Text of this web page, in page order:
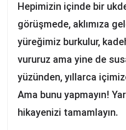
Hepimizin içinde bir
görüşmede, aklımıza
yüreğimiz burkulur,
vururuz ama yine de
yüzünden, yıllarca
Ama bunu yapmayın!
hikayenizi tamamlayın.